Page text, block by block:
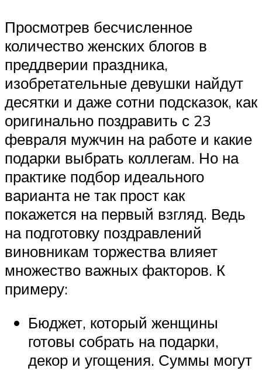
Просмотрев бесчисленное
количество женских блогов в
преддверии праздника,
изобретательные девушки найдут
десятки и даже сотни подсказок, как
оригинально поздравить с 23
февраля мужчин на работе и какие
подарки выбрать коллегам. Но на
практике подбор идеального
варианта не так прост как
покажется на первый взгляд. Ведь
на подготовку поздравлений
виновникам торжества влияет
множество важных факторов. К
примеру:
Бюджет, который женщины
готовы собрать на подарки,
декор и угощения. Суммы могут